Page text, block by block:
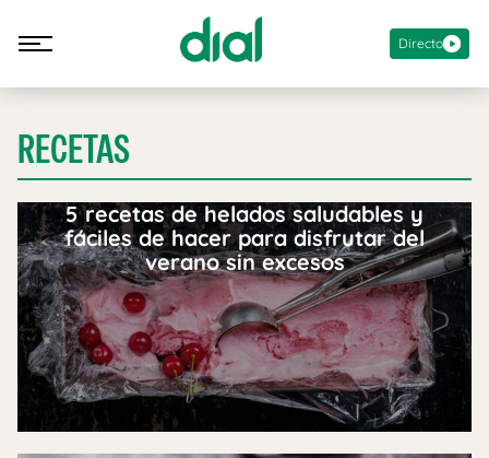
Directo
RECETAS
5 recetas de helados saludables y
fáciles de hacer para disfrutar del
verano sin excesos